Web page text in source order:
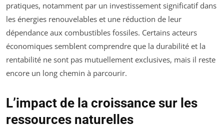
pratiques, notamment par un investissement significatif dans
les énergies renouvelables et une réduction de leur
dépendance aux combustibles fossiles. Certains acteurs
économiques semblent comprendre que la durabilité et la
rentabilité ne sont pas mutuellement exclusives, mais il reste
encore un long chemin à parcourir.
L’impact de la croissance sur les
ressources naturelles